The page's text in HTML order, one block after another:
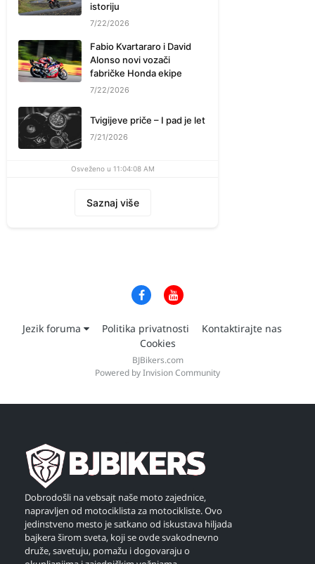
istoriju
7/22/2026
Fabio Kvartararo i David
Alonso novi vozači
fabričke Honda ekipe
7/22/2026
Tvigijeve priče – I pad je let
7/21/2026
Osveženo u 11:04:08 AM
Saznaj više
Jezik foruma Politika privatnosti
Kontaktirajte nas
Cookies
BJBikers.com
Powered by Invision Community
Dobrodošli na vebsajt naše moto zajednice,
napravljen od motociklista za motocikliste. Ovo
jedinstveno mesto je satkano od iskustava hiljada
bajkera širom sveta, koji se ovde svakodnevno
druže, savetuju, pomažu i dogovaraju o